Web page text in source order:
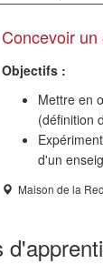
Concevoir
Objectifs :
Mettre en
(définition
d'un
Maison de la